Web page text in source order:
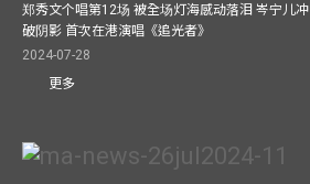
郑秀文个唱第12场 被全场灯海感动落泪 岑宁儿冲
破阴影 首次在港演唱《追光者》
2024-07-28
更多